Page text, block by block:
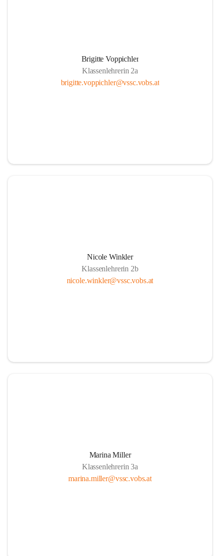
Brigitte Voppichler
Klassenlehrerin 2a
brigitte.voppichler@vssc.vobs.at
Nicole Winkler
Klassenlehrerin 2b
nicole.winkler@vssc.vobs.at
Marina Miller
Klassenlehrerin 3a
marina.miller@vssc.vobs.at